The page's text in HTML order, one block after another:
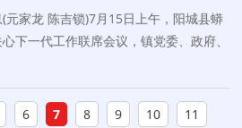
家龙 陈吉锁)7月15日上午，阳城县蟒
下一代工作联席会议，镇党委、政府、
干党支部、蟒河风景
6 7 8 9 10
11